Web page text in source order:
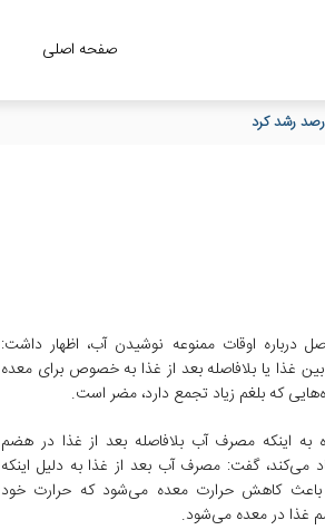
صفحه اصلی
درباره اوقات ممنوعه نوشیدن آب، اظهار داشت:
غذا یا بلافاصله بعد از غذا به خصوص برای معده
که بلغم زیاد تجمع دارد، مضر است.
به اینکه مصرف آب بلافاصله بعد از غذا در هضم
می‌کند، گفت: مصرف آب بعد از غذا به دلیل اینکه
کاهش حرارت معده می‌شود که حرارت خود
در معده می‌شود.